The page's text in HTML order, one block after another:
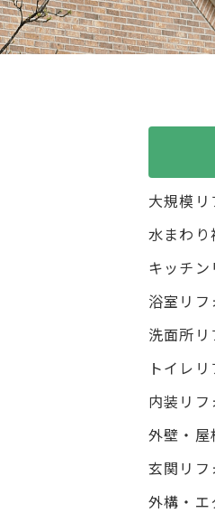
大規模リ
水まわり
キッチ
浴室リフ
洗面所リ
トイレ
内装リフ
外壁・屋
玄関リフ
外構・エ